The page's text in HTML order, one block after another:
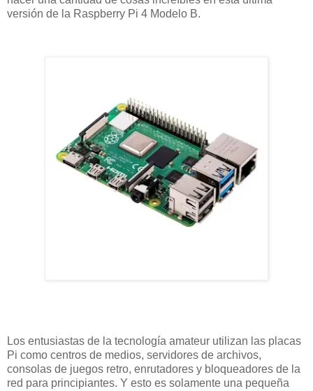
versión de la Raspberry Pi 4 Modelo B.
Los entusiastas de la tecnología amateur utilizan las placas
Pi como centros de medios, servidores de archivos,
consolas de juegos retro, enrutadores y bloqueadores de la
red para principiantes. Y esto es solamente una pequeña